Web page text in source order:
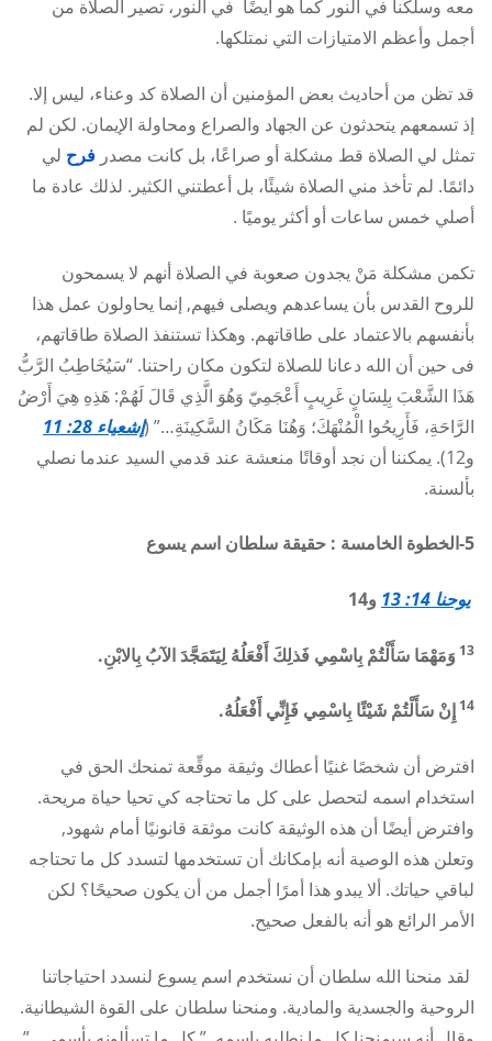
معه وسلكنا في النور كما هو أيضًا في النور، تصير الصلاة من
أجمل وأعظم الامتيازات التي نمتلكها.
قد تظن من أحاديث بعض المؤمنين أن الصلاة كد وعناء، ليس إلا.
إذ تسمعهم يتحدثون عن الجهاد والصراع ومحاولة الإيمان. لكن لم
تمثل لي الصلاة قط مشكلة أو صراعًا، بل كانت مصدر فرح لي
دائمًا. لم تأخذ مني الصلاة شيئًا، بل أعطتني الكثير. لذلك عادة ما
أصلي خمس ساعات أو أكثر يوميًا .
تكمن مشكلة مَنْ يجدون صعوبة في الصلاة أنهم لا يسمحون
للروح القدس بأن يساعدهم ويصلى فيهم, إنما يحاولون عمل هذا
بأنفسهم بالاعتماد على طاقاتهم. وهكذا تستنفذ الصلاة طاقاتهم،
فى حين أن الله دعانا للصلاة لتكون مكان راحتنا. “سَيُخَاطِبُ الرَّبُّ
هَذَا الشَّعْبَ بِلِسَانٍ غَرِيبٍ أَعْجَمِيّ وَهُوَ الَّذِي قَالَ لَهُمْ: هَذِهِ هِيَ أَرْضُ
الرَّاحَةِ، فَأَرِيحُوا الْمُنْهَكَ؛ وَهُنَا مَكَانُ السَّكِينَةِ…” (إشعياء 28: 11
و12). يمكننا أن نجد أوقاتًا منعشة عند قدمي السيد عندما نصلي
بألسنة.
5-الخطوة الخامسة : حقيقة سلطان اسم يسوع
يوحنا 14: 13 و14
13 وَمَهْمَا سَأَلْتُمْ بِاسْمِي فَذلِكَ أَفْعَلُهُ لِيَتَمَجَّدَ الآبُ بِالابْنِ.
14 إِنْ سَأَلْتُمْ شَيْئًا بِاسْمِي فَإِنِّي أَفْعَلُهُ.
افترض أن شخصًا غنيًا أعطاك وثيقة موقِّعة تمنحك الحق في
استخدام اسمه لتحصل على كل ما تحتاجه كي تحيا حياة مريحة.
وافترض أيضًا أن هذه الوثيقة كانت موثقة قانونيًا أمام شهود,
وتعلن هذه الوصية أنه بإمكانك أن تستخدمها لتسدد كل ما تحتاجه
لباقي حياتك. ألا يبدو هذا أمرًا أجمل من أن يكون صحيحًا؟ لكن
الأمر الرائع هو أنه بالفعل صحيح.
لقد منحنا الله سلطان أن نستخدم اسم يسوع لنسدد احتياجاتنا
الروحية والجسدية والمادية. ومنحنا سلطان على القوة الشيطانية.